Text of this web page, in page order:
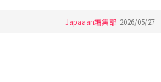
Japaaan編集部 2026/05/27